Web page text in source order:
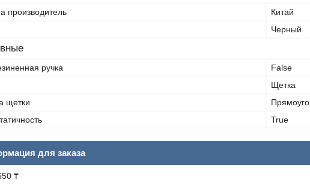
производитель
Китай
Черный
ручка
False
Щетка
щетки
True
для заказа
₸